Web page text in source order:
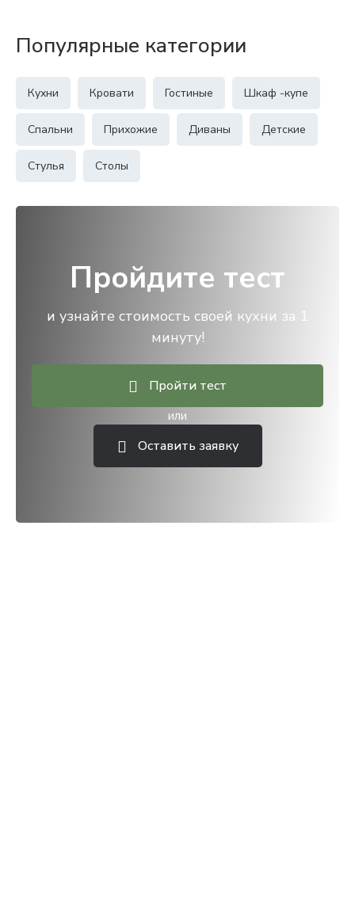
Популярные категории
Кухни Кровати Гостиные Шкаф -купе
Спальни Прихожие Диваны Детские
Стулья Столы
Пройдите тест
и узнайте стоимость своей кухни за 1
минуту!
Пройти тест
или
Оставить заявку